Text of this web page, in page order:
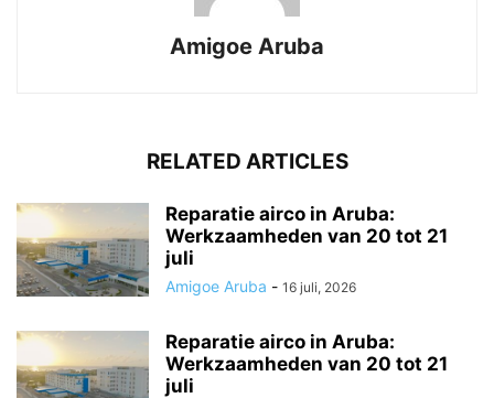
Amigoe Aruba
RELATED ARTICLES
Reparatie airco in Aruba:
Werkzaamheden van 20 tot 21
juli
Amigoe Aruba - 16 juli, 2026
Reparatie airco in Aruba:
Werkzaamheden van 20 tot 21
juli